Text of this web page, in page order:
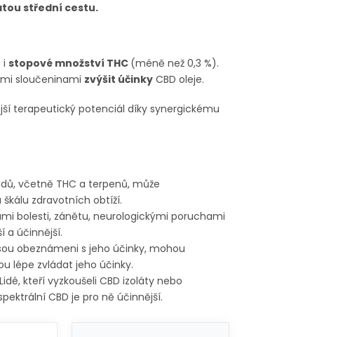
střední cestu.
i stopové množství THC (méně než 0,3 %).
sloučeninami zvýšit účinky CBD oleje.
terapeutický potenciál díky synergickému
včetně THC a terpenů, může
zdravotních obtíží.
bolesti, zánětu, neurologickými poruchami
a účinnější.
obeznámeni s jeho účinky, mohou
lépe zvládat jeho účinky.
Lidé, kteří vyzkoušeli CBD izoláty nebo
CBD je pro ně účinnější.